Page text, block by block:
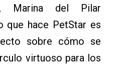
Marina del Pilar
que hace PetStar es
sobre cómo se
virtuoso para los